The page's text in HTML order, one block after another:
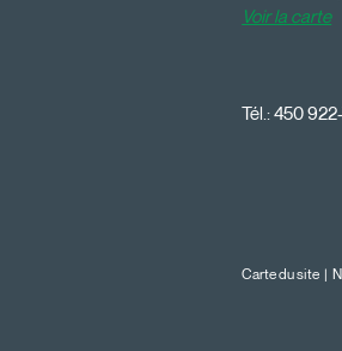
Voir la carte
Tél.:450 922-
Carte du site |